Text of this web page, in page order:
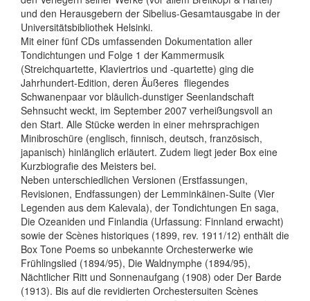
und den Herausgebern der Sibelius-Gesamtausgabe in der
Universitätsbibliothek Helsinki.
Mit einer fünf CDs umfassenden Dokumentation aller
Tondichtungen und Folge 1 der Kammermusik
(Streichquartette, Klaviertrios und -quartette) ging die
Jahrhundert-Edition, deren Äußeres  fliegendes
Schwanenpaar vor bläulich-dunstiger Seenlandschaft 
Sehnsucht weckt, im September 2007 verheißungsvoll an
den Start. Alle Stücke werden in einer mehrsprachigen
Minibroschüre (englisch, finnisch, deutsch, französisch,
japanisch) hinlänglich erläutert. Zudem liegt jeder Box eine
Kurzbiografie des Meisters bei.
Neben unterschiedlichen Versionen (Erstfassungen,
Revisionen, Endfassungen) der Lemminkäinen-Suite (Vier
Legenden aus dem Kalevala), der Tondichtungen En saga,
Die Ozeaniden und Finlandia (Urfassung: Finnland erwacht)
sowie der Scènes historiques (1899, rev. 1911/12) enthält die
Box Tone Poems so unbekannte Orchesterwerke wie
Frühlingslied (1894/95), Die Waldnymphe (1894/95),
Nächtlicher Ritt und Sonnenaufgang (1908) oder Der Barde
(1913). Bis auf die revidierten Orchestersuiten Scènes